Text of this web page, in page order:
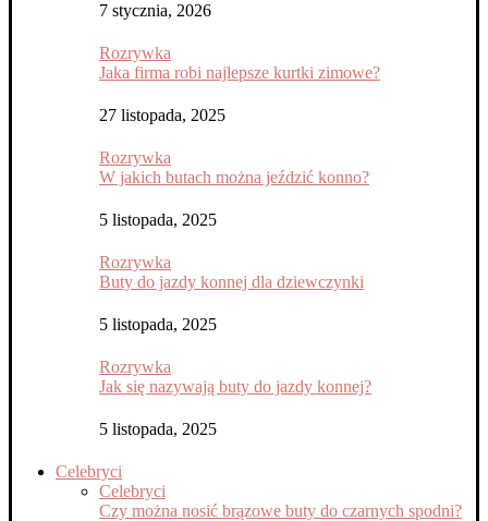
7 stycznia, 2026
Rozrywka
Jaka firma robi najlepsze kurtki zimowe?
27 listopada, 2025
Rozrywka
W jakich butach można jeździć konno?
5 listopada, 2025
Rozrywka
Buty do jazdy konnej dla dziewczynki
5 listopada, 2025
Rozrywka
Jak się nazywają buty do jazdy konnej?
5 listopada, 2025
Celebryci
Celebryci
Czy można nosić brązowe buty do czarnych spodni?